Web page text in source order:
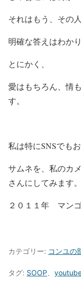
それはもう、その
明確な答えはわか
とにかく、
愛はもちろん、情
す。
私は特にSNSでも
サムネを、私のカ
さんにしてみます。
２０１１年 マン
カテゴリー: コンユの
タグ: SOOP